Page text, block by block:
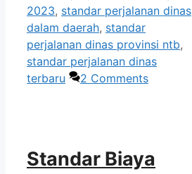
2023, standar perjalanan dinas
dalam daerah, standar
perjalanan dinas provinsi ntb,
standar perjalanan dinas
terbaru
2 Comments
Standar Biaya